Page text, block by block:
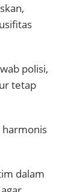
polisi,
tetap
harmonis
dalam